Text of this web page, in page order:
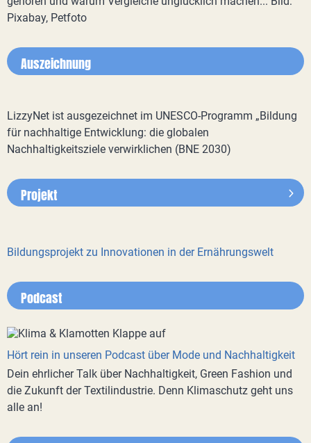
Pixabay, Petfoto
Auszeichnung
LizzyNet ist ausgezeichnet im UNESCO-Programm „Bildung
für nachhaltige Entwicklung: die globalen
Nachhaltigkeitsziele verwirklichen (BNE 2030)
Projekt
Bildungsprojekt zu Innovationen in der Ernährungswelt
Podcast
Hört rein in unseren Podcast über Mode und Nachhaltigkeit
Dein ehrlicher Talk über Nachhaltigkeit, Green Fashion und
die Zukunft der Textilindustrie. Denn Klimaschutz geht uns
alle an!